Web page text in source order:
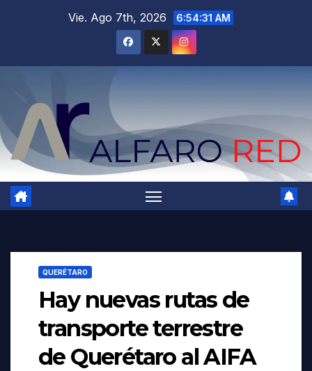
Vie. Ago 7th, 2026 6:54:32 AM
QUERÉTARO
Hay nuevas rutas de
transporte terrestre
de Querétaro al AIFA